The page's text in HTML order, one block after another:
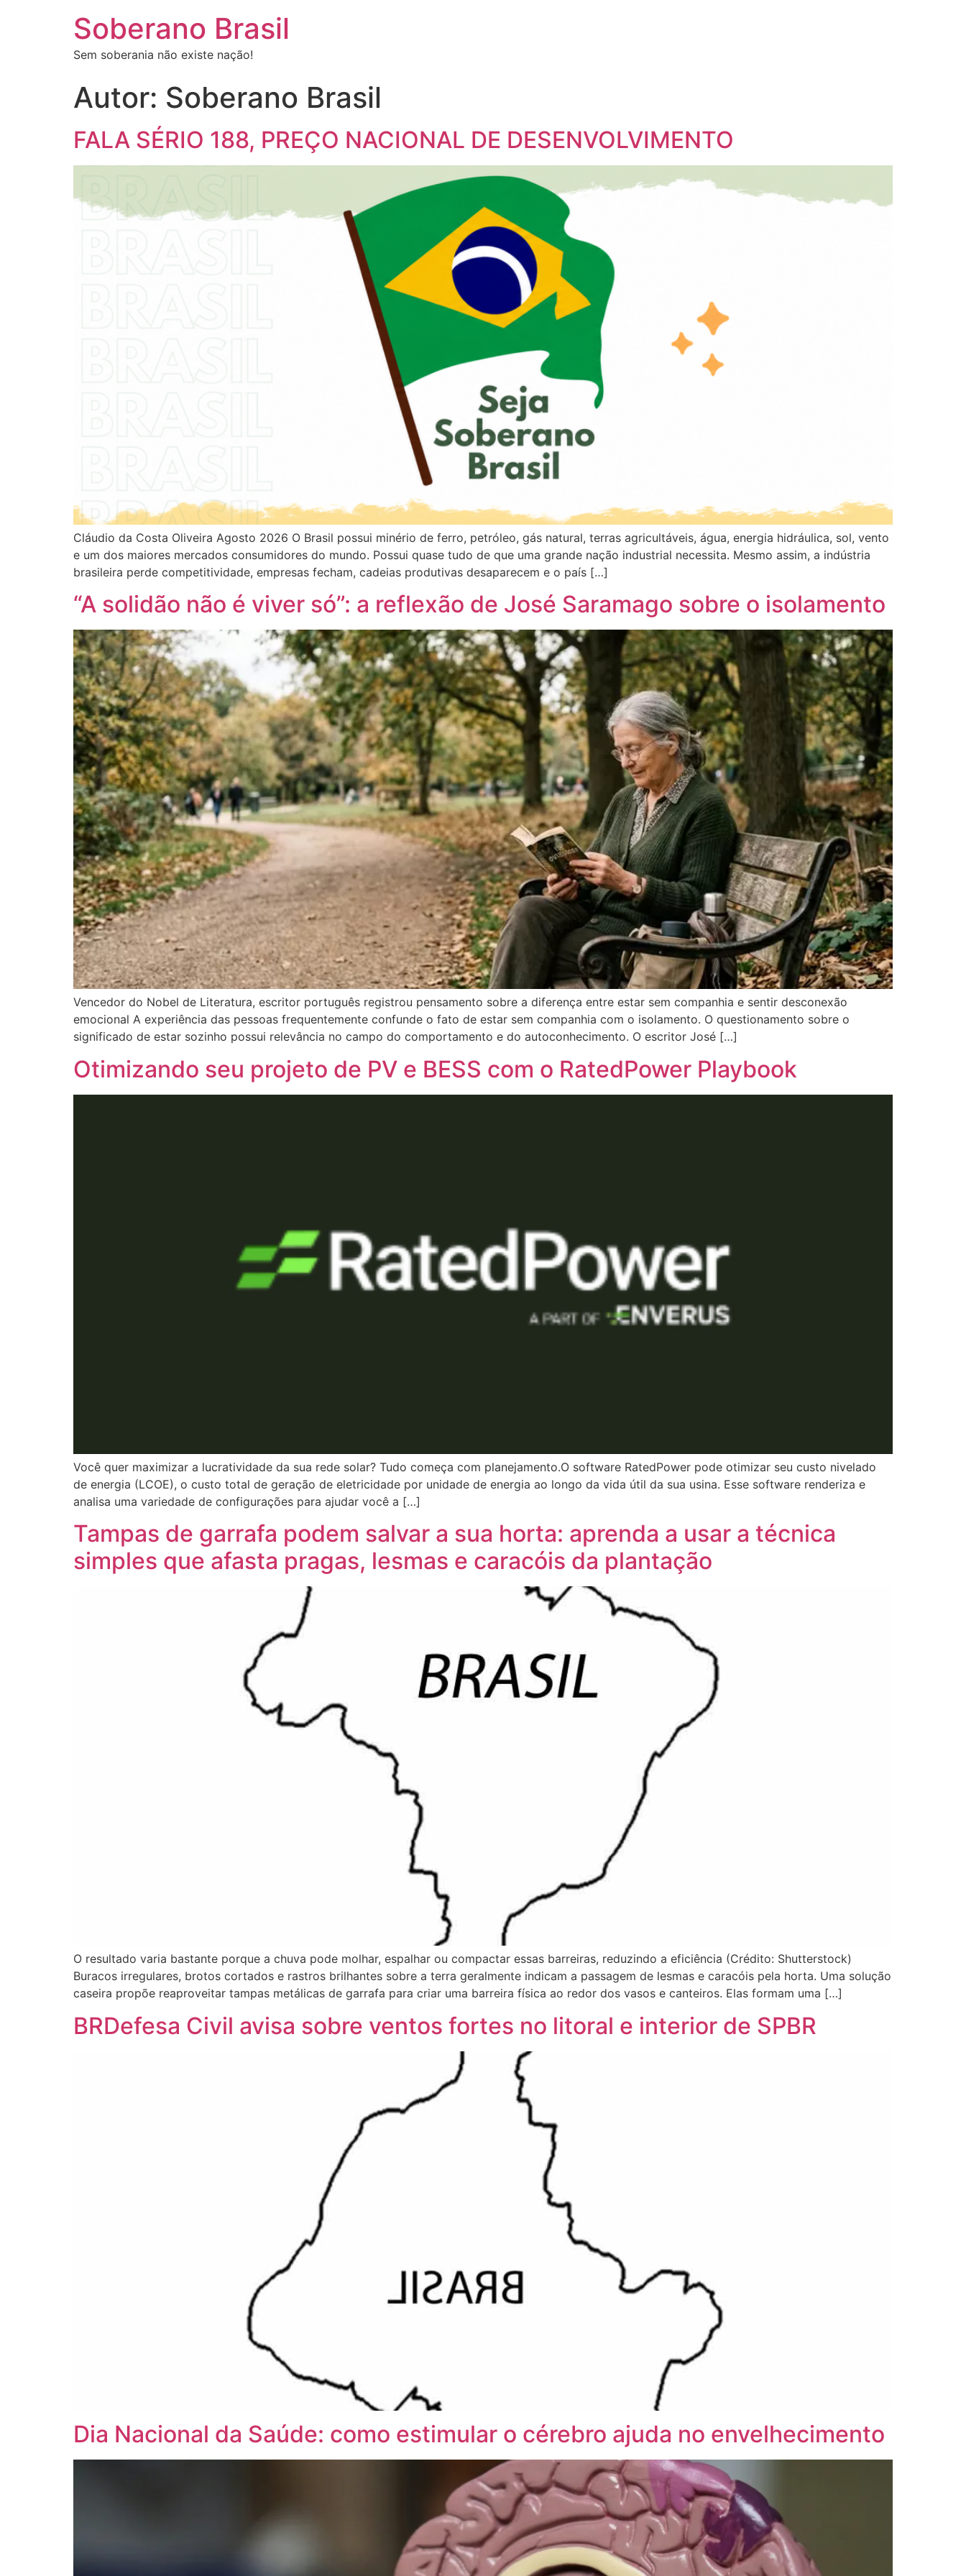
Soberano Brasil
Sem soberania não existe nação!
Autor: Soberano Brasil
FALA SÉRIO 188, PREÇO NACIONAL DE DESENVOLVIMENTO
Cláudio da Costa Oliveira Agosto 2026 O Brasil possui minério de ferro, petróleo, gás natural, terras agricultáveis, água, energia hidráulica, sol, vento
e um dos maiores mercados consumidores do mundo. Possui quase tudo de que uma grande nação industrial necessita. Mesmo assim, a indústria
brasileira perde competitividade, empresas fecham, cadeias produtivas desaparecem e o país […]
“A solidão não é viver só”: a reflexão de José Saramago sobre o isolamento
Vencedor do Nobel de Literatura, escritor português registrou pensamento sobre a diferença entre estar sem companhia e sentir desconexão
emocional A experiência das pessoas frequentemente confunde o fato de estar sem companhia com o isolamento. O questionamento sobre o
significado de estar sozinho possui relevância no campo do comportamento e do autoconhecimento. O escritor José […]
Otimizando seu projeto de PV e BESS com o RatedPower Playbook
Você quer maximizar a lucratividade da sua rede solar? Tudo começa com planejamento.O software RatedPower pode otimizar seu custo nivelado
de energia (LCOE), o custo total de geração de eletricidade por unidade de energia ao longo da vida útil da sua usina. Esse software renderiza e
analisa uma variedade de configurações para ajudar você a […]
Tampas de garrafa podem salvar a sua horta: aprenda a usar a técnica
simples que afasta pragas, lesmas e caracóis da plantação
O resultado varia bastante porque a chuva pode molhar, espalhar ou compactar essas barreiras, reduzindo a eficiência (Crédito: Shutterstock)
Buracos irregulares, brotos cortados e rastros brilhantes sobre a terra geralmente indicam a passagem de lesmas e caracóis pela horta. Uma solução
caseira propõe reaproveitar tampas metálicas de garrafa para criar uma barreira física ao redor dos vasos e canteiros. Elas formam uma […]
BRDefesa Civil avisa sobre ventos fortes no litoral e interior de SPBR
Dia Nacional da Saúde: como estimular o cérebro ajuda no envelhecimento